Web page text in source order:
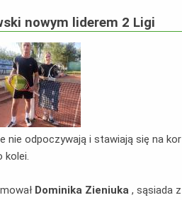
nowym liderem 2 Ligi
odpoczywają i stawiają się na
kolei.
Dominika Zieniuka , sąsiada